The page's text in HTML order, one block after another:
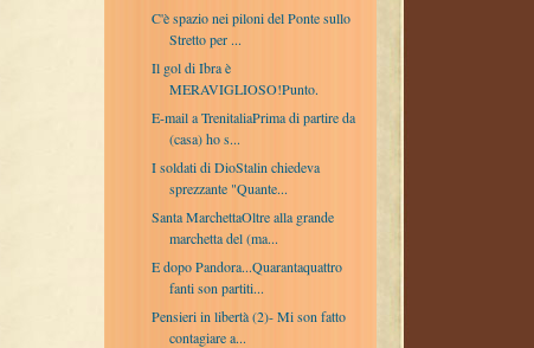
C'è spazio nei piloni del Ponte sullo
Stretto per ...
Il gol di Ibra è
MERAVIGLIOSO!Punto.
E-mail a TrenitaliaPrima di partire da
(casa) ho s...
I soldati di DioStalin chiedeva
sprezzante "Quante...
Santa MarchettaOltre alla grande
marchetta del (ma...
E dopo Pandora...Quarantaquattro
fanti son partiti...
Pensieri in libertà (2)- Mi son fatto
contagiare a...